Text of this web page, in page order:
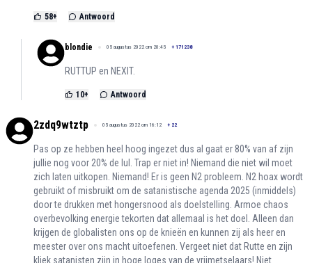
58+ Antwoord
blondie 05 augustus 2022 om 20:45 + 171238
RUTTUP en NEXIT.
10+ Antwoord
2zdq9wtztp 05 augustus 2022 om 16:12 + 22
Pas op ze hebben heel hoog ingezet dus al gaat er 80% van af zijn
jullie nog voor 20% de lul. Trap er niet in! Niemand die niet wil moet
zich laten uitkopen. Niemand! Er is geen N2 probleem. N2 hoax wordt
gebruikt of misbruikt om de satanistische agenda 2025 (inmiddels)
door te drukken met hongersnood als doelstelling. Armoe chaos
overbevolking energie tekorten dat allemaal is het doel. Alleen dan
krijgen de globalisten ons op de knieën en kunnen zij als heer en
meester over ons macht uitoefenen. Vergeet niet dat Rutte en zijn
kliek satanisten zijn in hoge loges van de vrijmetselaars! Niet